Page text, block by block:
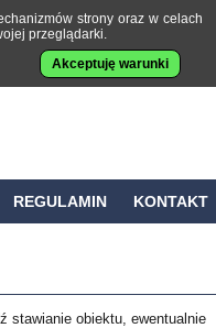
REGULAMIN KONTAKT
stawianie obiektu, ewentualnie
strony oraz w celach
przeglądarki.
Akceptuję warunki